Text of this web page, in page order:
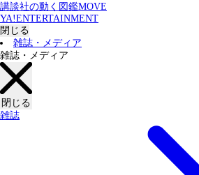
講談社の動く図鑑MOVE
YA!ENTERTAINMENT
閉じる
雑誌・メディア
雑誌・メディア
閉じる
雑誌